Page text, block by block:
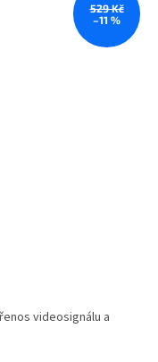
529 Kč
–11 %
videosignálu a